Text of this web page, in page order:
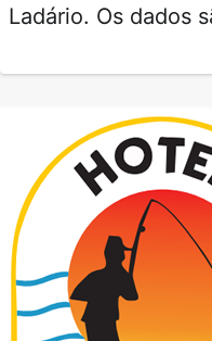
Ladário. Os dados